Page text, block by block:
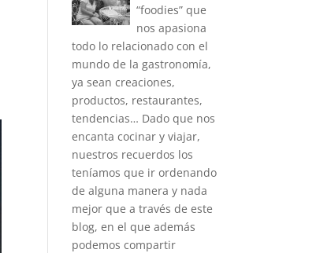
“foodies” que
nos apasiona
todo lo relacionado con el
mundo de la gastronomía,
ya sean creaciones,
productos, restaurantes,
tendencias… Dado que nos
encanta cocinar y viajar,
nuestros recuerdos los
teníamos que ir ordenando
de alguna manera y nada
mejor que a través de este
blog, en el que además
podemos compartir